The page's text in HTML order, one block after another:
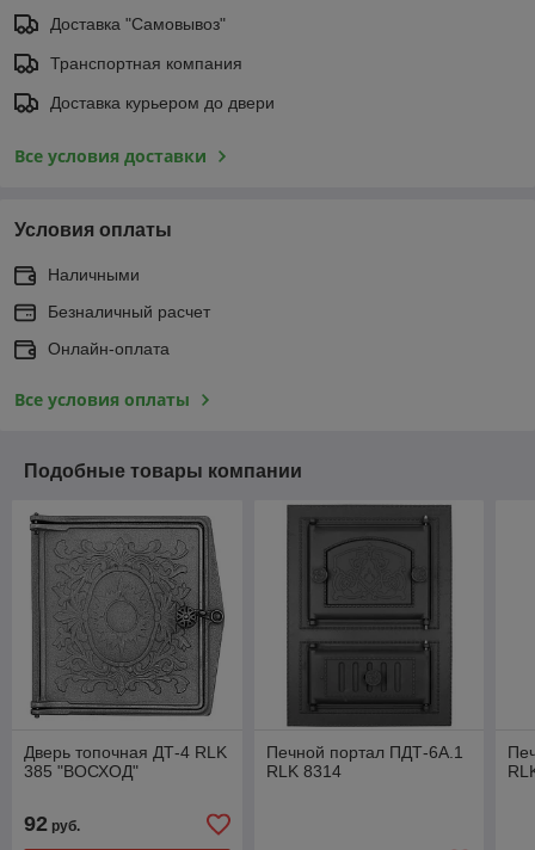
Доставка "Самовывоз"
Транспортная компания
Доставка курьером до двери
Все условия доставки
Условия оплаты
Наличными
Безналичный расчет
Онлайн-оплата
Все условия оплаты
Подобные товары компании
Дверь топочная ДТ-4 RLK
385 "ВОСХОД"
92 руб.
Печной портал ПДТ-6А.1
RLK 8314